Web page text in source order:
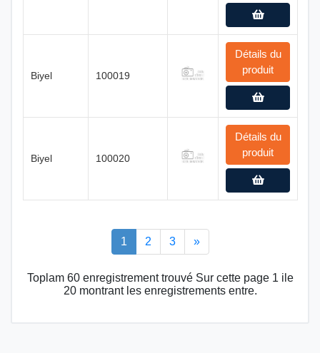
Biyel 100019
Détails du
produit
Biyel 100020
Détails du
produit
1 2 3 »
Toplam 60 enregistrement trouvé Sur cette page 1 ile
20 montrant les enregistrements entre.